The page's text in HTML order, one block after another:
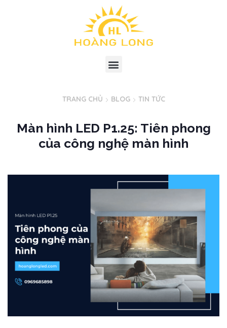
TRANG CHỦ BLOG TIN TỨC
Màn hình LED P1.25: Tiên phong
của công nghệ màn hình